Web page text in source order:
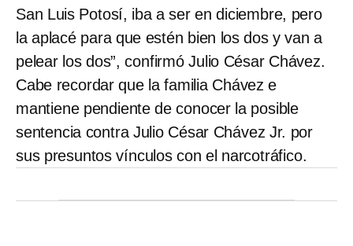
San Luis Potosí, iba a ser en diciembre, pero
la aplacé para que estén bien los dos y van a
pelear los dos”, confirmó Julio César Chávez.
Cabe recordar que la familia Chávez e
mantiene pendiente de conocer la posible
sentencia contra Julio César Chávez Jr. por
sus presuntos vínculos con el narcotráfico.